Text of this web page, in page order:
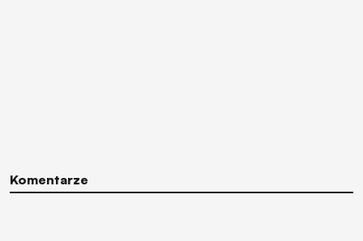
Komentarze